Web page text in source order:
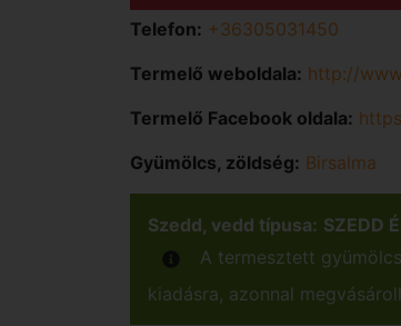
Telefon: +36305031450
Termelő weboldala: http://
Termelő Facebook oldala:
Gyümölcs, zöldség: Birsalma
Szedd, vedd típusa: SZEDD
A termesztett
kiadásra, azonnal